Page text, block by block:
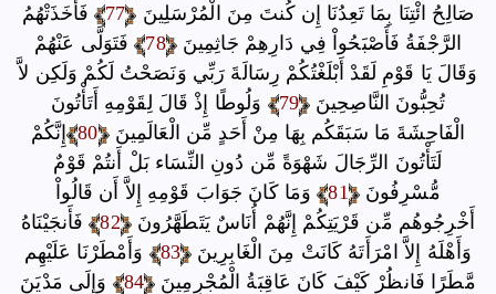
صَالِحُ ائْتِنَا بِمَا تَعِدُنَا إِن كُنتَ مِنَ الْمُرْسَلِينَ
77 فَأَخَذَتْهُمُ
الرَّجْفَةُ فَأَصْبَحُواْ فِي دَارِهِمْ جَاثِمِينَ 78 فَتَوَلَّى عَنْهُمْ
وَقَالَ يَا قَوْمِ لَقَدْ أَبْلَغْتُكُمْ رِسَالَةَ رَبِّي وَنَصَحْتُ لَكُمْ وَلَكِن لاَّ
تُحِبُّونَ النَّاصِحِينَ 79
وَلُوطًا إِذْ قَالَ لِقَوْمِهِ أَتَأْتُونَ
الْفَاحِشَةَ مَا سَبَقَكُم بِهَا مِنْ أَحَدٍ مِّن الْعَالَمِينَ 80 إِنَّكُمْ
لَتَأْتُونَ الرِّجَالَ شَهْوَةً مِّن دُونِ النِّسَاء بَلْ أَنتُمْ قَوْمٌ
مُّسْرِفُونَ
81 وَمَا كَانَ جَوَابَ قَوْمِهِ إِلاَّ أَن قَالُواْ
أَخْرِجُوهُم مِّن قَرْيَتِكُمْ إِنَّهُمْ أُنَاسٌ يَتَطَهَّرُونَ 82 فَأَنجَيْنَاهُ
وَأَهْلَهُ إِلاَّ امْرَأَتَهُ كَانَتْ مِنَ الْغَابِرِينَ 83
وَأَمْطَرْنَا عَلَيْهِم
مَّطَرًا فَانظُرْ كَيْفَ كَانَ عَاقِبَةُ الْمُجْرِمِينَ 84
وَإِلَى مَدْيَنَ